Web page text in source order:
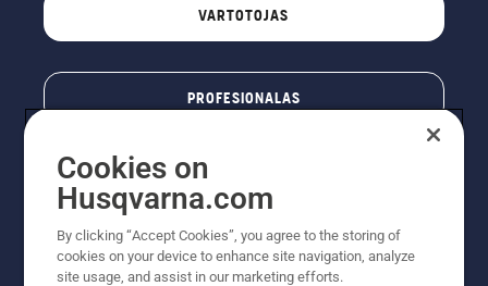
VARTOTOJAS
PROFESIONALAS
Cookies on
Husqvarna.com
By clicking “Accept Cookies”, you agree to the storing of
cookies on your device to enhance site navigation, analyze
site usage, and assist in our marketing efforts.